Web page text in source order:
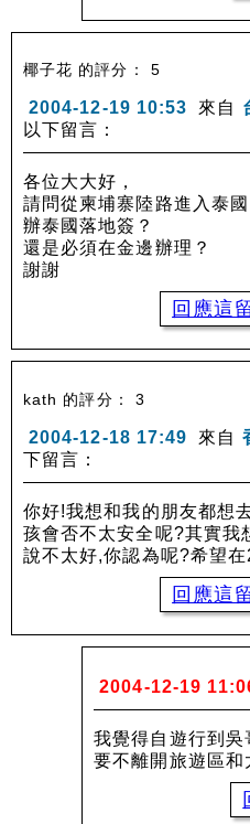
椰子花 的評分： 5
2004-12-19 10:53 來自
以下留言：
各位大大好，
請問從柬埔寨陸路進入泰
辦泰國落地簽？
還是必須在金邊辦理？
謝謝
回應這
kath 的評分： 3
2004-12-18 17:49 來自
下留言：
你好!我想和我的朋友都想
孩會否不太安全呢?其實我
說不太好,你認為呢?希望
回應這
2004-12-19
我覺得自遊行到吳
要不離開旅遊區和